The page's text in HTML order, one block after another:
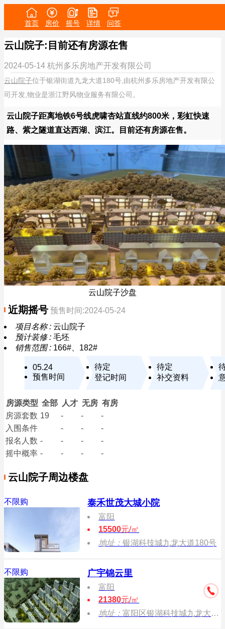
首页 房价 摇号 详情 问答
云山院子:目前还有房源在售
2024-05-14 杭州多乐房地产开发有限公司
云山院子位于银湖街道九龙大道180号,由杭州多乐房地产开发有限公
司开发,物业是浙江野风物业服务有限公司。
云山院子距离地铁6号线虎啸杏站直线约800米，彩虹快速
路、紫之隧道直达西湖、滨江。目前还有房源在售。
云山院子沙盘
近期摇号 预售时间:2024-05-24
项目名称 : 云山院子
预计装修 : 毛坯
销售范围 : 166#、182#
05.24
预售时间
待定
登记时间
待定
补交资料
房源类型 全部 人才 无房 有房
房源套数 19 - -
-
入围条件
- -
-
报名 人数 - - -
-
摇中概率 - - - -
云山院子周边楼盘
不限购 泰禾世茂大城小院
富阳
15500元/㎡
地址：银湖科技城九龙大道180号
不限购 广宇锦云里
富阳
21380元/㎡
地址：富阳区银湖科技城九龙大道与科创西路向西300米